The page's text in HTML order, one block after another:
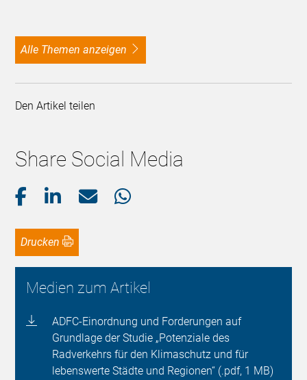
alle Themen anzeigen
Den Artikel teilen
Share Social Media
Drucken
Medien zum Artikel
ADFC-Einordnung und Forderungen auf
Grundlage der Studie „Potenziale des
Radverkehrs für den Klimaschutz und für
lebenswerte Städte und Regionen“ (.pdf, 1 MB)